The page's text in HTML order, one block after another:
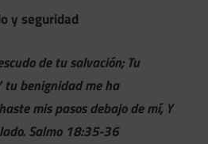
y seguridad
de tu salvación; Tu
tu benignidad me ha
mis pasos debajo de mí, Y
Salmo 18:35-36